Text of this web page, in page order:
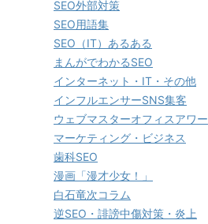
SEO外部対策
SEO用語集
SEO（IT）あるある
まんがでわかるSEO
インターネット・IT・その他
インフルエンサーSNS集客
ウェブマスターオフィスアワー
マーケティング・ビジネス
歯科SEO
漫画「漫才少女！」
白石竜次コラム
逆SEO・誹謗中傷対策・炎上